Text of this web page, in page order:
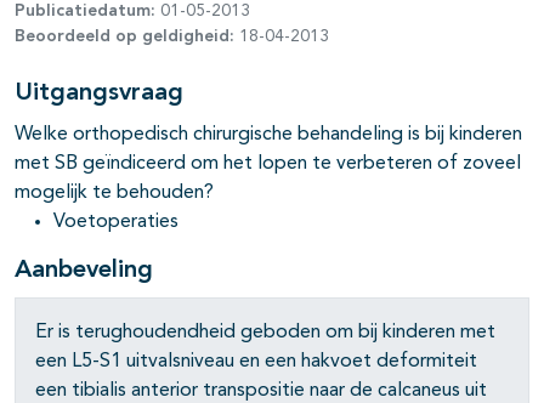
Publicatiedatum: 01-05-2013
Beoordeeld op geldigheid: 18-04-2013
Uitgangsvraag
Welke orthopedisch chirurgische behandeling is bij kinderen
met SB geïndiceerd om het lopen te verbeteren of zoveel
mogelijk te behouden?
Voetoperaties
Aanbeveling
Er is terughoudendheid geboden om bij kinderen met
een L5-S1 uitvalsniveau en een hakvoet deformiteit
een tibialis anterior transpositie naar de calcaneus uit